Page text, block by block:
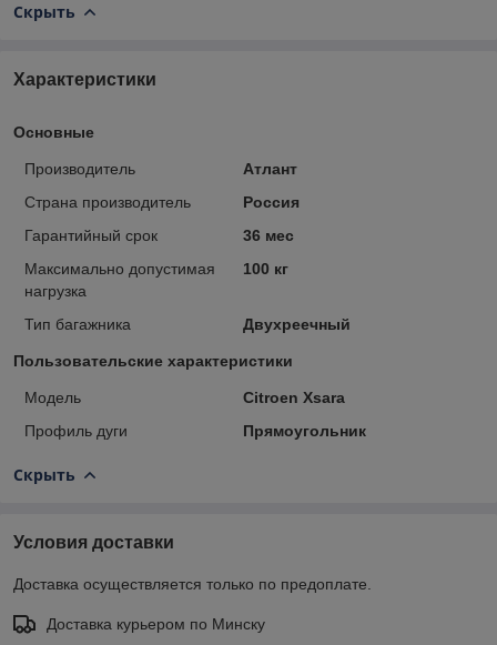
Скрыть
Характеристики
Основные
Производитель
Атлант
Страна производитель
Россия
Гарантийный срок
36 мес
Максимально допустимая
нагрузка
100 кг
Тип багажника Двухреечный
Пользовательские характеристики
Модель
Citroen Xsara
Профиль дуги
Прямоугольник
Скрыть
Условия доставки
Доставка осуществляется только по предоплате.
Доставка курьером по Минску